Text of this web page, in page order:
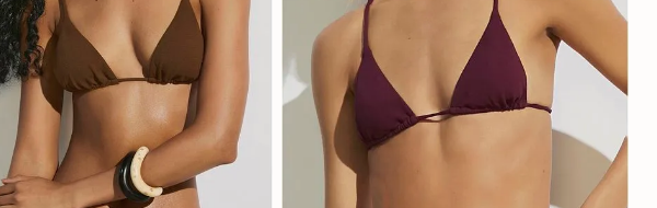
G GG
Adicionar na sacola
PP P M